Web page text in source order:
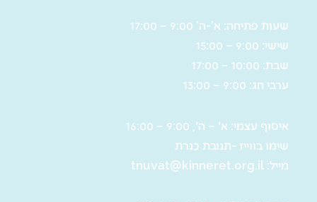
שעות פתיחה: א’-ה’ 9:00 – 17:00
שישי: 9:00 – 15:00
שבת: 10:00 – 17:00
ערבי חג: 9:00 – 13:00
איסוף עצמי: א' – ה', 9:00 – 16:00
שימו בווייז -תנובת כנרת
מייל: tnuvat@kinneret.org.il